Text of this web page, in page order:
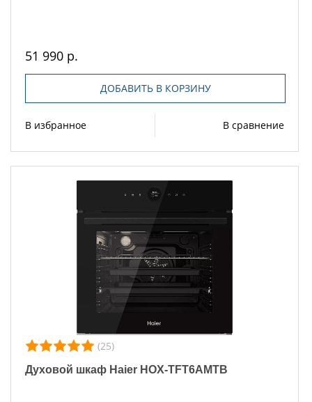
51 990 р.
ДОБАВИТЬ В КОРЗИНУ
В избранное В сравнение
(25)
Духовой шкаф Haier HOX-TFT6AMTB